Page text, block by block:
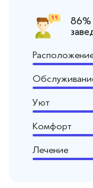
86%
Уют
Комфорт
Лечение